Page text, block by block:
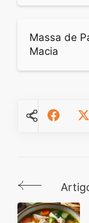
Massa de
Macia
de